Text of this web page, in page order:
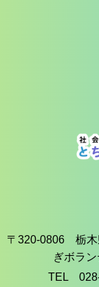
〒320-0806 栃木
ぎボラ
TEL